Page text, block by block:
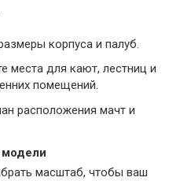
корпуса и палуб.
места для кают, лестниц и
помещений.
расположения мачт и
масштаб, чтобы ваш